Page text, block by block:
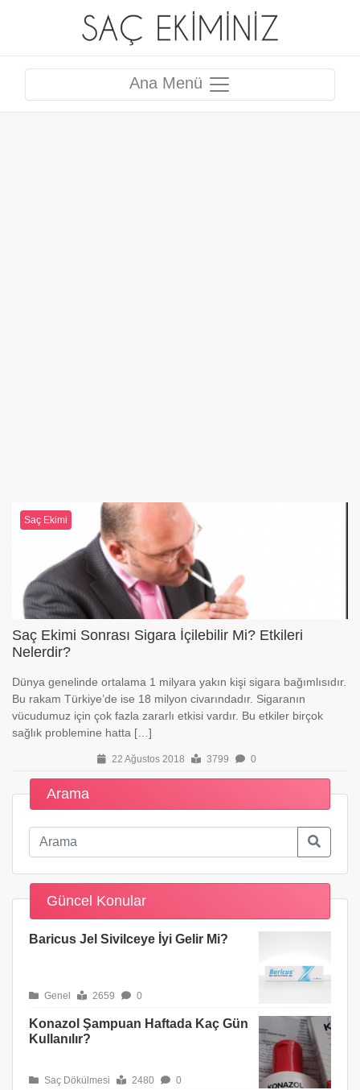
Ana Menü
Saç Ekimi
Saç Ekimi Sonrası Sigara İçilebilir Mi? Etkileri
Nelerdir?
Dünya genelinde ortalama 1 milyara yakın kişi sigara bağımlısıdır.
Bu rakam Türkiye’de ise 18 milyon civarındadır. Sigaranın
vücudumuz için çok fazla zararlı etkisi vardır. Bu etkiler birçok
sağlık problemine hatta […]
22 Ağustos 2018 3799 0
Arama
Güncel Konular
Baricus Jel Sivilceye İyi Gelir Mi?
Genel 2659 0
Konazol Şampuan Haftada Kaç Gün
Kullanılır?
Saç Dökülmesi 2480 0